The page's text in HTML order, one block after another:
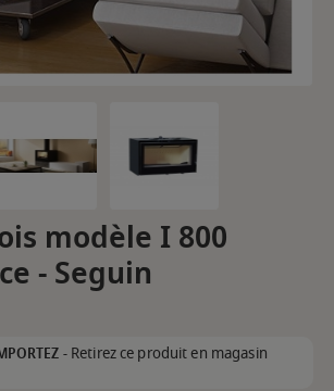
modèle I 800
- Seguin
-Retirez ce produit en magasin